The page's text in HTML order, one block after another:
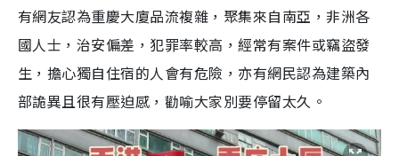
有網友認為重慶大廈品流複雜，聚集來自南亞，非洲各
國人士，治安偏差，犯罪率較高，經常有案件或竊盜發
生，擔心獨自住宿的人會有危險，亦有網民認為建築內
部詭異且很有壓迫感，勸喻大家別要停留太久。